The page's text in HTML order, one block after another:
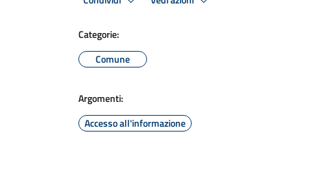
Categorie:
Comune
Argomenti:
Accesso all'informazione